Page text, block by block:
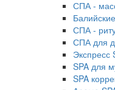
СПА -
СПА -
СПА для
Экспресс
SPA для
SPA